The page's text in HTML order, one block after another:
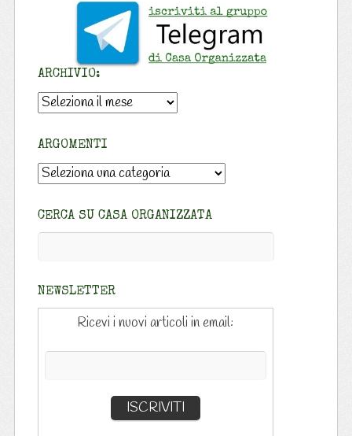
ARCHIVIO:
Archivio:
ARGOMENTI
Argomenti
CERCA SU CASA ORGANIZZATA
NEWSLETTER
Ricevi i nuovi articoli in email: